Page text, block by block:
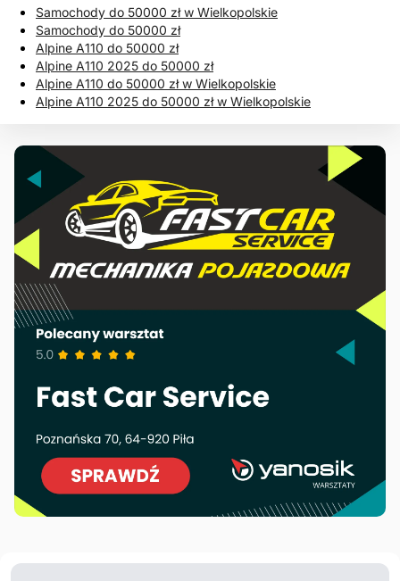
Samochody do 50000 zł w Wielkopolskie
Samochody do 50000 zł
Alpine A110 do 50000 zł
Alpine A110 2025 do 50000 zł
Alpine A110 do 50000 zł w Wielkopolskie
Alpine A110 2025 do 50000 zł w Wielkopolskie